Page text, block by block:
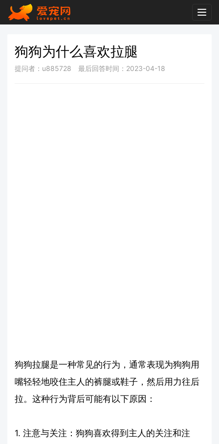
狗狗为什么喜欢拉腿
提问者：u885728 最后回答时间：2023-04-18
狗狗拉腿是一种常见的行为，通常表现为狗狗用
嘴轻轻地咬住主人的裤腿或鞋子，然后用力往后
拉。这种行为背后可能有以下原因：
1. 注意与关注：狗狗喜欢得到主人的关注和注